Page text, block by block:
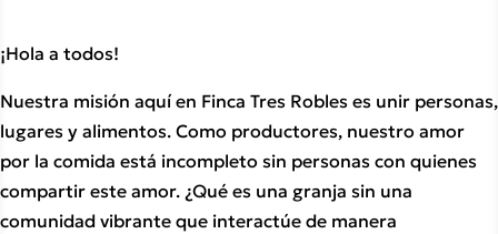
¡Hola a todos!
Nuestra misión aquí en Finca Tres Robles es unir personas,
lugares y alimentos. Como productores, nuestro amor
por la comida está incompleto sin personas con quienes
compartir este amor. ¿Qué es una granja sin una
comunidad vibrante que interactúe de manera